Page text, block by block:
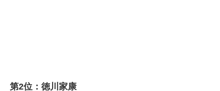
第2位：徳川家康